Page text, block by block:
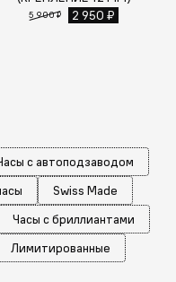
5 900 ₽ 2 950 ₽
с автоподзаводом
Swiss Made
Часы с бриллиантами
Лимитированные